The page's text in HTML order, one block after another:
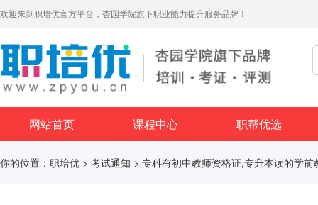
欢迎来到职培优官方平台，杏园学院旗下职业能力提升服务品牌！
网站首页 课程中心 职帮优选
你的位置： 职培优 > 考试通知 > 专科有初中教师资格证,专升本读的学